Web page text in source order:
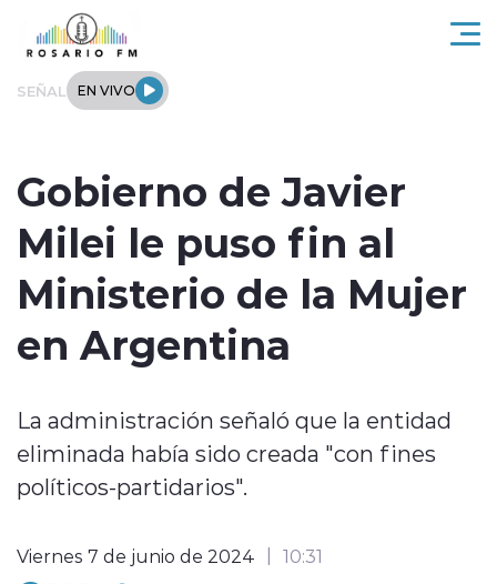
Click acá para ir directamente al contenido
SEÑAL EN VIVO
Regionales
Deportes
Entrevistas
Gobierno de Javier
Milei le puso fin al
Ministerio de la Mujer
en Argentina
La administración señaló que la entidad
eliminada había sido creada "con fines
políticos-partidarios".
Viernes 7 de junio de 2024 10:31